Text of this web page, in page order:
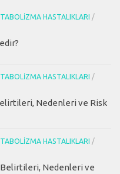
HASTALIKLARI
/
HASTALIKLARI
/
Nedenleri ve Risk
HASTALIKLARI
/
Nedenleri ve